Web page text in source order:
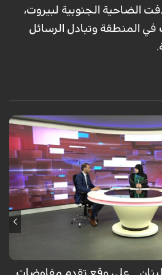
الضاحية الجنوبية لبيروت،
المنطقة وتبادل الرسائل